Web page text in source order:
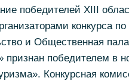
победителей XIII
конкурса
и Общественная
победителем в
Конкурсная